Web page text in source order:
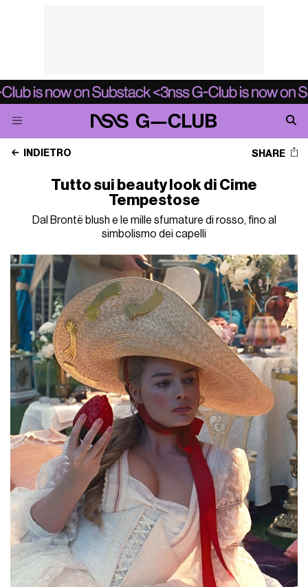
INDIETRO SHARE
Tutto sui beauty look di Cime
Tempestose
Dal Brontë blush e le mille sfumature di rosso, fino al
simbolismo dei capelli